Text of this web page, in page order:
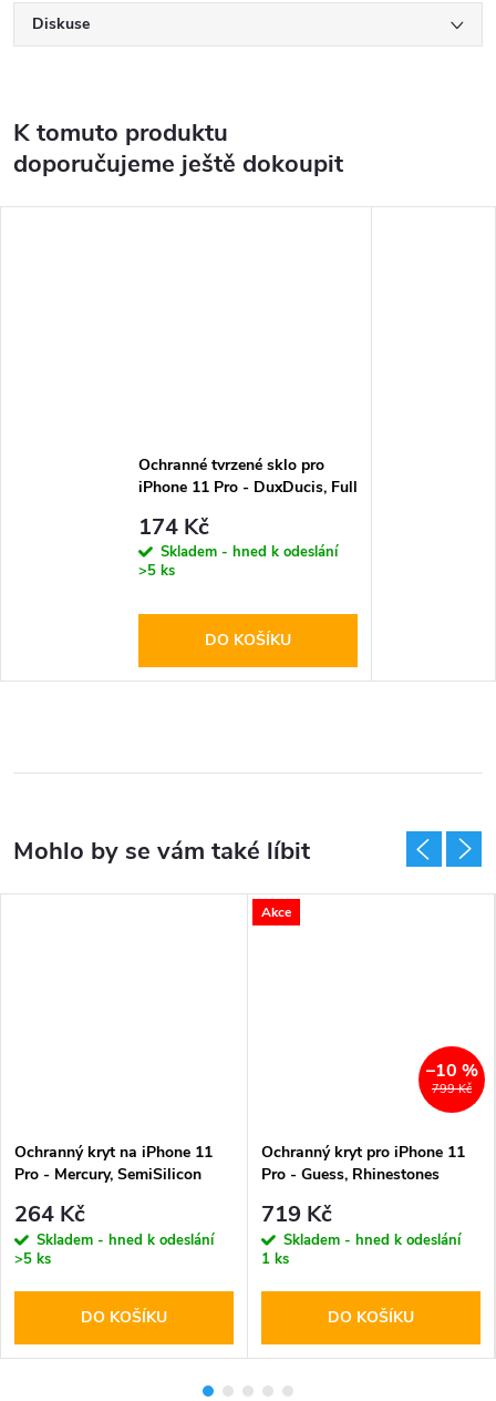
Diskuse
K tomuto produktu
doporučujeme ještě dokoupit
Ochranné tvrzené sklo pro
iPhone 11 Pro - DuxDucis, Full
174 Kč
Skladem - hned k odeslání
>5 ks
DO KOŠÍKU
Ochranný kryt na iPhone 11
Pro - Mercury, SemiSilicon
264 Kč
Skladem - hned k odeslání
>5 ks
DO KOŠÍKU
Akce
799 Kč
–10 %
Ochranný kryt pro iPhone 11
Pro - Guess, Rhinestones
719 Kč
Skladem - hned k odeslání
1 ks
DO KOŠÍKU